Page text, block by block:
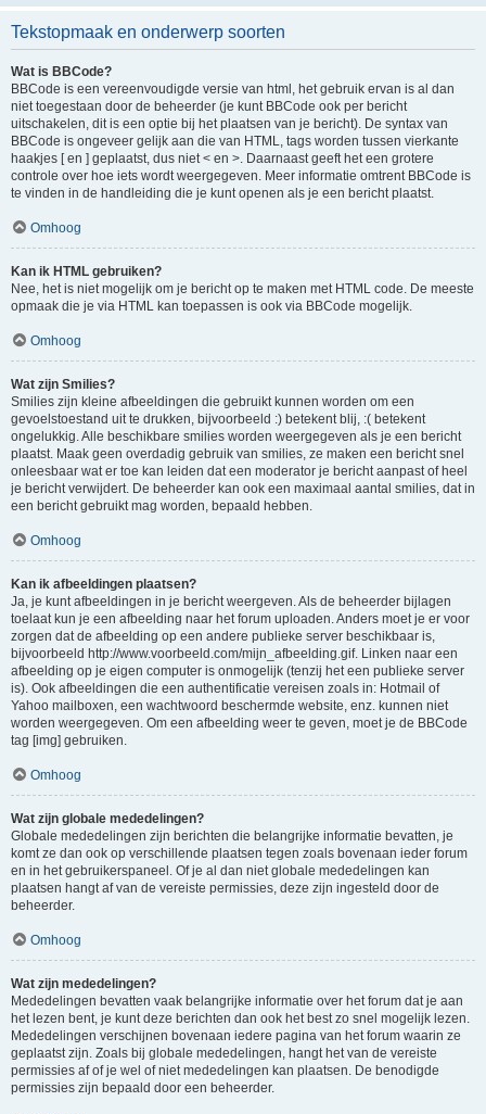
Tekstopmaak en onderwerp soorten
Wat is BBCode?
BBCode is een vereenvoudigde versie van html, het gebruik ervan is al dan
niet toegestaan door de beheerder (je kunt BBCode ook per bericht
uitschakelen, dit is een optie bij het plaatsen van je bericht). De syntax van
BBCode is ongeveer gelijk aan die van HTML, tags worden tussen vierkante
haakjes [ en ] geplaatst, dus niet < en >. Daarnaast geeft het een grotere
controle over hoe iets wordt weergegeven. Meer informatie omtrent BBCode is
te vinden in de handleiding die je kunt openen als je een bericht plaatst.
Omhoog
Kan ik HTML gebruiken?
Nee, het is niet mogelijk om je bericht op te maken met HTML code. De meeste
opmaak die je via HTML kan toepassen is ook via BBCode mogelijk.
Omhoog
Wat zijn Smilies?
Smilies zijn kleine afbeeldingen die gebruikt kunnen worden om een
gevoelstoestand uit te drukken, bijvoorbeeld :) betekent blij, :( betekent
ongelukkig. Alle beschikbare smilies worden weergegeven als je een bericht
plaatst. Maak geen overdadig gebruik van smilies, ze maken een bericht snel
onleesbaar wat er toe kan leiden dat een moderator je bericht aanpast of heel
je bericht verwijdert. De beheerder kan ook een maximaal aantal smilies, dat in
een bericht gebruikt mag worden, bepaald hebben.
Omhoog
Kan ik afbeeldingen plaatsen?
Ja, je kunt afbeeldingen in je bericht weergeven. Als de beheerder bijlagen
toelaat kun je een afbeelding naar het forum uploaden. Anders moet je er voor
zorgen dat de afbeelding op een andere publieke server beschikbaar is,
bijvoorbeeld http://www.voorbeeld.com/mijn_afbeelding.gif. Linken naar een
afbeelding op je eigen computer is onmogelijk (tenzij het een publieke server
is). Ook afbeeldingen die een authentificatie vereisen zoals in: Hotmail of
Yahoo mailboxen, een wachtwoord beschermde website, enz. kunnen niet
worden weergegeven. Om een afbeelding weer te geven, moet je de BBCode
tag [img] gebruiken.
Omhoog
Wat zijn globale mededelingen?
Globale mededelingen zijn berichten die belangrijke informatie bevatten, je
komt ze dan ook op verschillende plaatsen tegen zoals bovenaan ieder forum
en in het gebruikerspaneel. Of je al dan niet globale mededelingen kan
plaatsen hangt af van de vereiste permissies, deze zijn ingesteld door de
beheerder.
Omhoog
Wat zijn mededelingen?
Mededelingen bevatten vaak belangrijke informatie over het forum dat je aan
het lezen bent, je kunt deze berichten dan ook het best zo snel mogelijk lezen.
Mededelingen verschijnen bovenaan iedere pagina van het forum waarin ze
geplaatst zijn. Zoals bij globale mededelingen, hangt het van de vereiste
permissies af of je wel of niet mededelingen kan plaatsen. De benodigde
permissies zijn bepaald door een beheerder.